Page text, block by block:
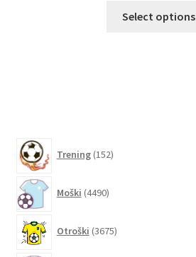
Select options
Trening 152izdelkov
Moški 4490izdelkov
Otroški 3675izdelkov